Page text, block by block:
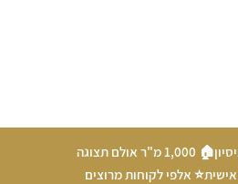
🏠 1,000 מ"ר אולם תצוגה
⭐ אלפי לקוחות מרוצים